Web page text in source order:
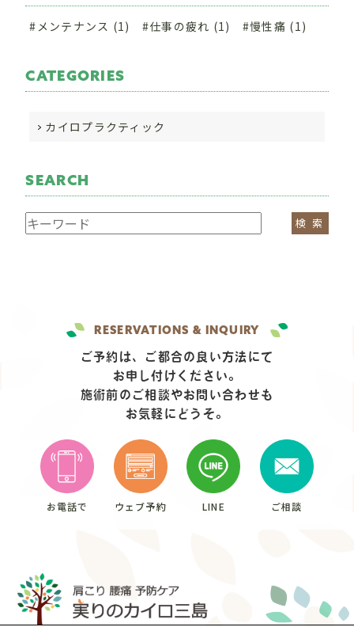
メンテナンス (1) 仕事の疲れ (1) 慢性痛 (1)
CATEGORIES
カイロプラクティック
SEARCH
RESERVATIONS & INQUIRY
ご予約は、ご都合の良い方法にて
お申し付けください。
施術前のご相談やお問い合わせも
お気軽にどうそ。
お電話で ウェブ予約 LINE ご相談